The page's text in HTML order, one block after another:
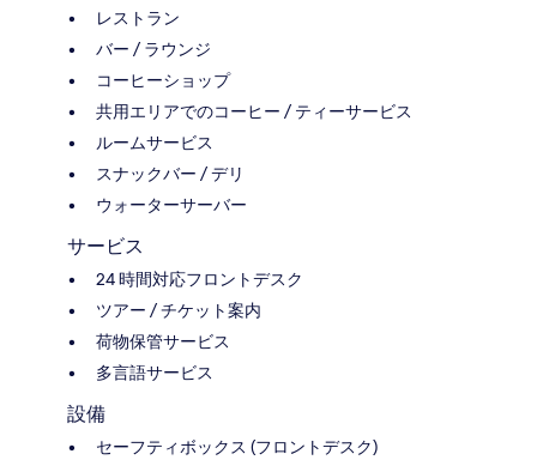
レストラン
バー / ラウンジ
コーヒーショップ
共用エリアでのコーヒー / ティーサービス
ルームサービス
スナックバー / デリ
ウォーターサーバー
サービス
24 時間対応フロントデスク
ツアー / チケット案内
荷物保管サービス
多言語サービス
設備
セーフティボックス (フロントデスク)